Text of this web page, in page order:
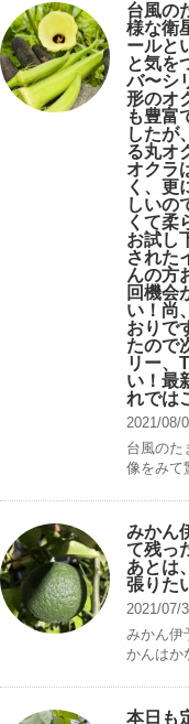
台風の
様な衛
ールと
と気を
バ〜シ
形のオ
も豊富
したが
る丸オ
オクラ
く、更
しいの
くて柔
お試し
された
んの方
回機会
い！尚
おりで
たので
リー、
い！最
れでは
2021/08/
台風のた
像をみて
みかん
て残っ
あとは
張りた
2021/07/
みかん伊
かんはか
本日も